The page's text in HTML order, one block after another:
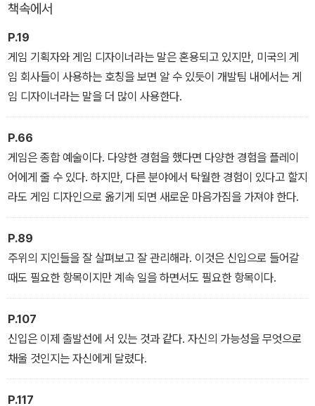
책속에서
P.19
게임 기획자와 게임 디자이너라는 말은 혼용되고 있지만, 미국의 게
임 회사들이 사용하는 호칭을 보면 알 수 있듯이 개발팀 내에서는 게
임 디자이너라는 말을 더 많이 사용한다.
P.66
게임은 종합 예술이다. 다양한 경험을 했다면 다양한 경험을 플레이
어에게 줄 수 있다. 하지만, 다른 분야에서 탁월한 경험이 있다고 할지
라도 게임 디자인으로 옮기게 되면 새로운 마음가짐을 가져야 한다.
P.89
주위의 지인들을 잘 살펴보고 잘 관리해라. 이것은 신입으로 들어갈
때도 필요한 항목이지만 계속 일을 하면서도 필요한 항목이다.
P.107
신입은 이제 출발선에 서 있는 것과 같다. 자신의 가능성을 무엇으로
채울 것인지는 자신에게 달렸다.
P.117